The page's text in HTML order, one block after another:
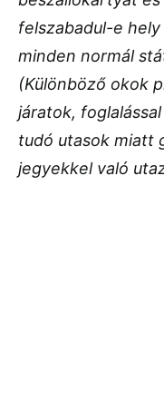
felszabadul-e
minden normál
(Különböző okok
járatok,
tudó utasok miatt
jegyekkel való